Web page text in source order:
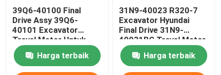
39Q6-40100 Final
Drive Assy 39Q6-
40101 Excavator
Travel Motor Untuk
R210-9 R250-9
Harga terbaik
31N9-40023 R320-7
Excavator Hyundai
Final Drive 31N9-
40031BG Travel Motor
Harga terbaik